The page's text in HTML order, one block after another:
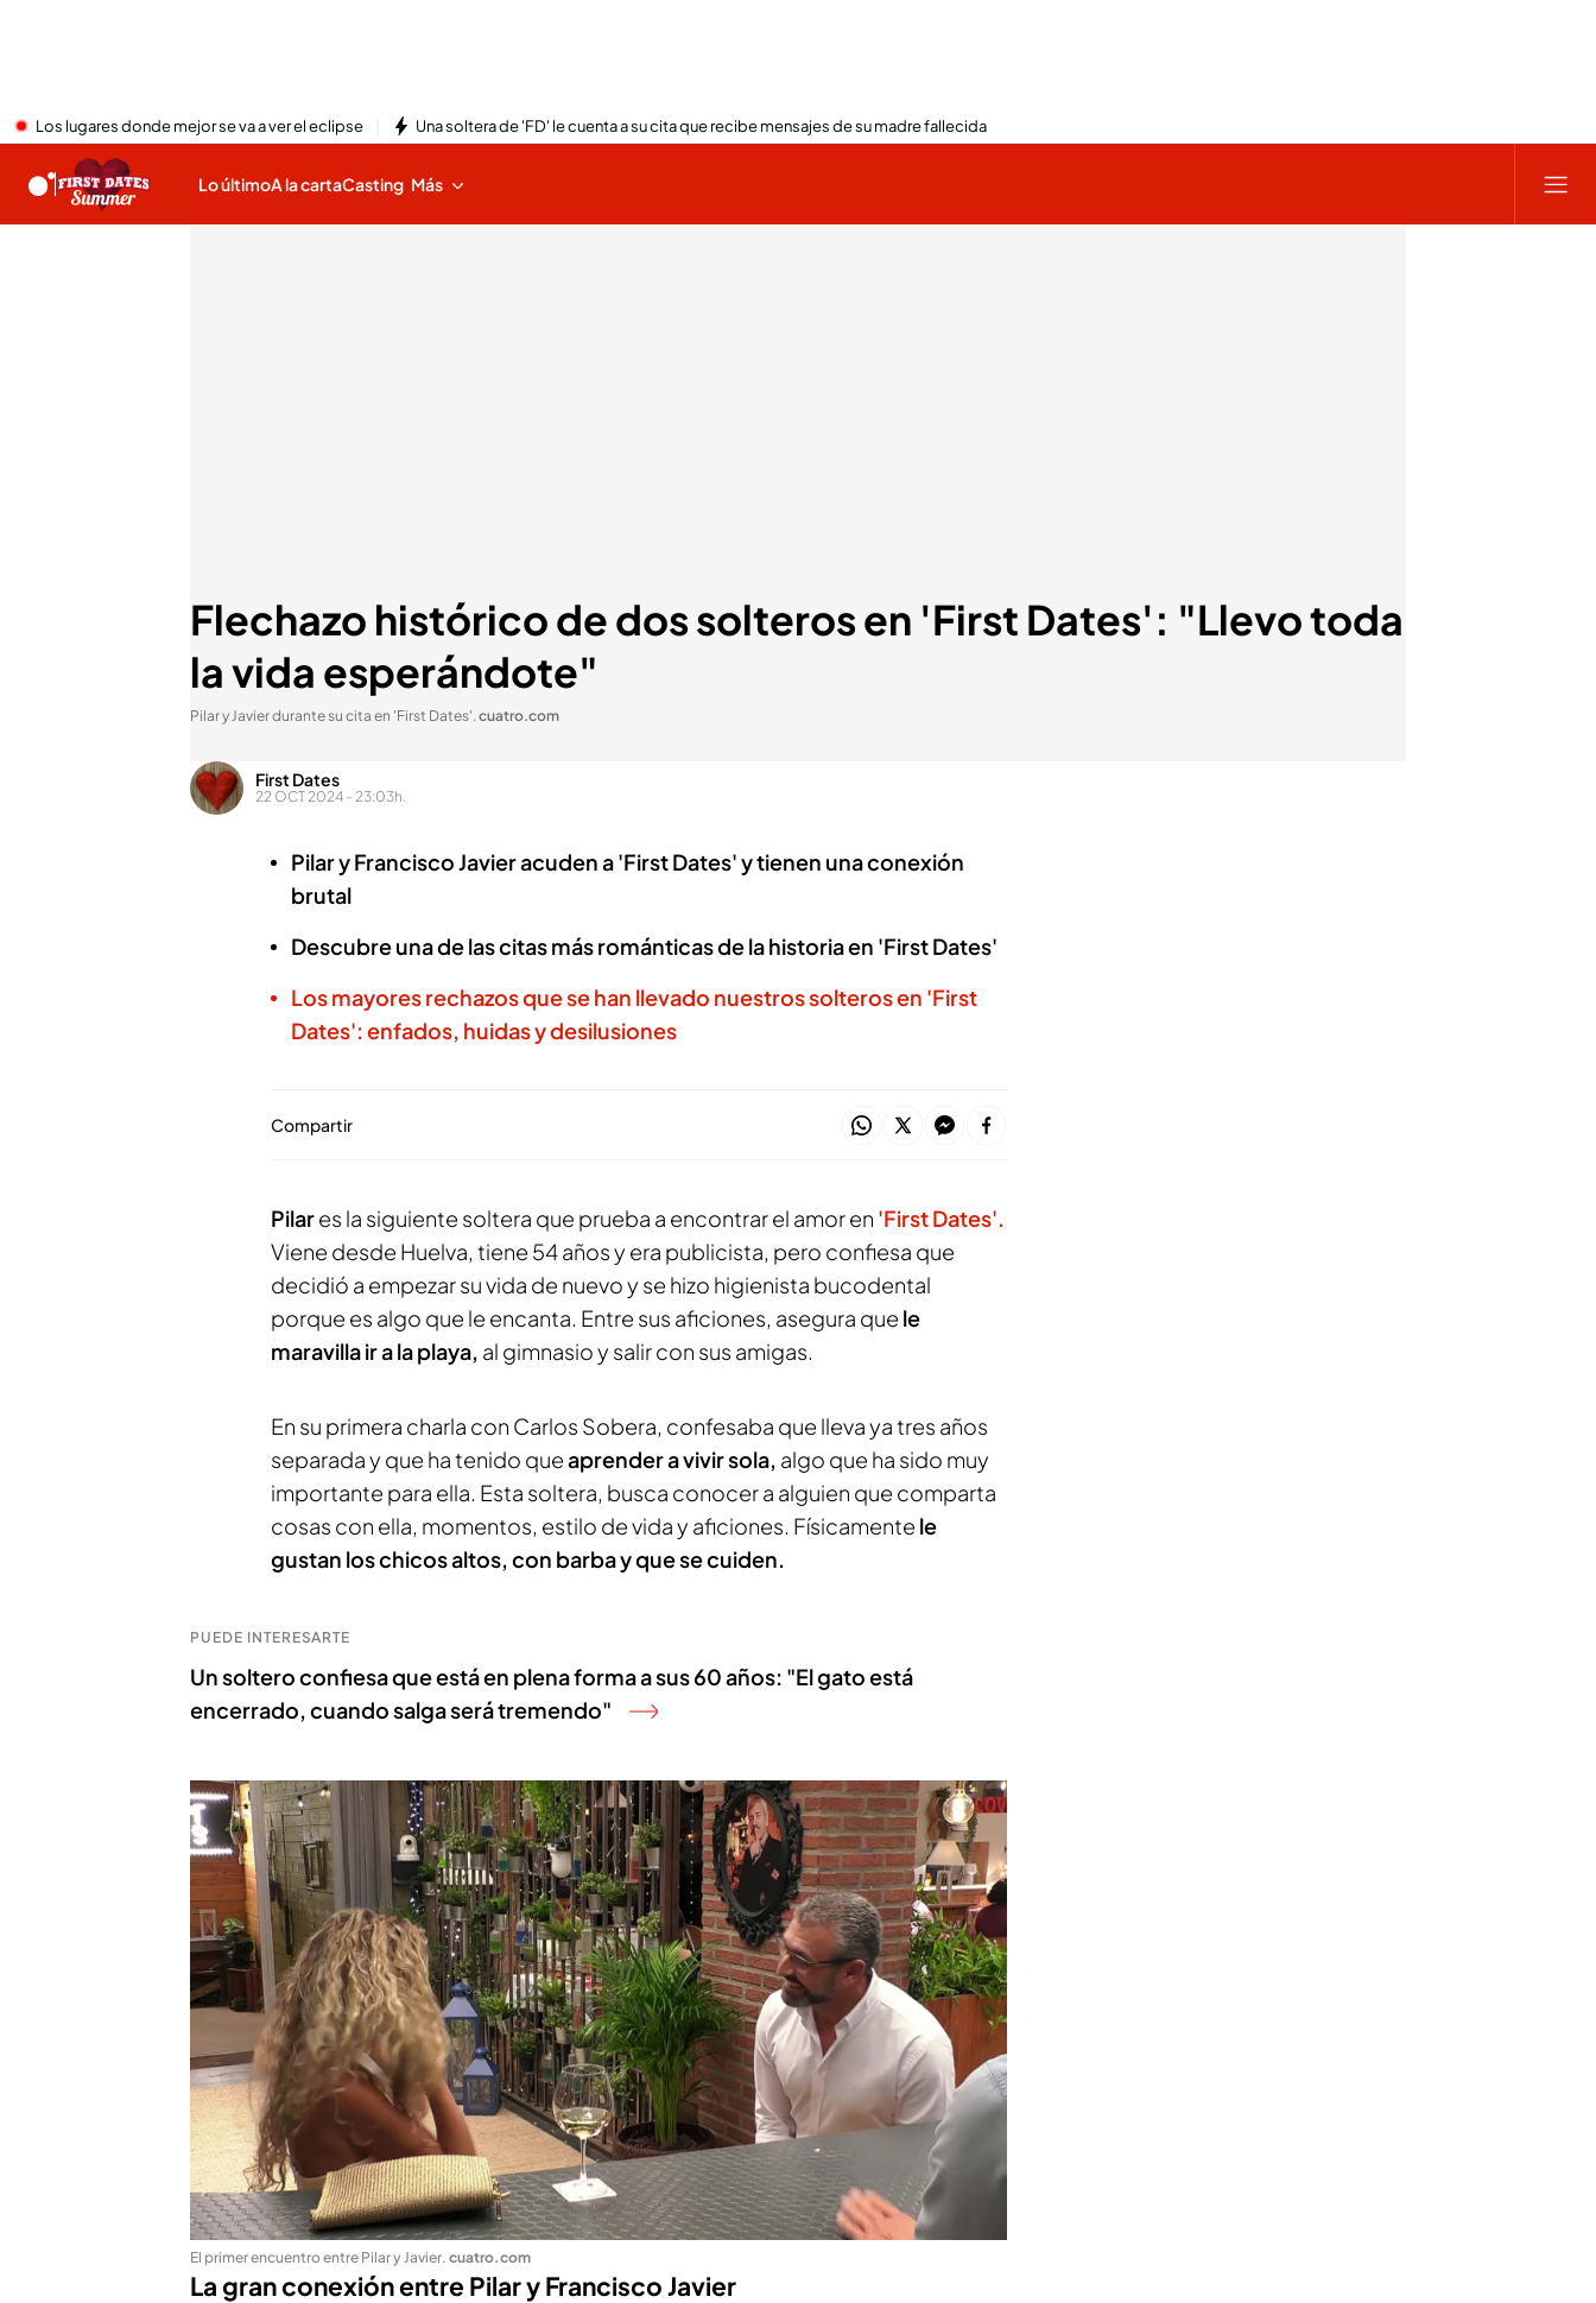
Los lugares donde mejor se va a ver el eclipse Una soltera de 'FD' le cuenta a su cita que recibe mensajes de su madre fallecida
Lo últimoA la cartaCasting Más
Flechazo histórico de dos solteros en 'First Dates': "Llevo toda
la vida esperándote"
Pilar y Javier durante su cita en 'First Dates'.cuatro.com
First Dates
22 OCT 2024 - 23:03h.
Pilar y Francisco Javier acuden a 'First Dates' y tienen una conexión
brutal
Descubre una de las citas más románticas de la historia en 'First Dates'
Los mayores rechazos que se han llevado nuestros solteros en 'First
Dates': enfados, huidas y desilusiones
Compartir
Pilares la siguiente soltera que prueba a encontrar el amor en 'First Dates'.
Viene desde Huelva, tiene 54 años y era publicista, pero confiesa que
decidió a empezar su vida de nuevo y se hizo higienista bucodental
porque es algo que le encanta. Entre sus aficiones, asegura que le
maravilla ir a la playa, al gimnasio y salir con sus amigas.
En su primera charla con Carlos Sobera, confesaba que lleva ya tres años
separada y que ha tenido queaprender a vivir sola, algo que ha sido muy
importante para ella. Esta soltera, busca conocer a alguien que comparta
cosas con ella, momentos, estilo de vida y aficiones. Físicamente le
gustan los chicos altos, con barba y que se cuiden.
PUEDE INTERESARTE
Un soltero confiesa que está en plena forma a sus 60 años: "El gato está
encerrado, cuando salga será tremendo"
El primer encuentro entre Pilar y Javier. cuatro.com
La gran conexión entre Pilar y Francisco Javier